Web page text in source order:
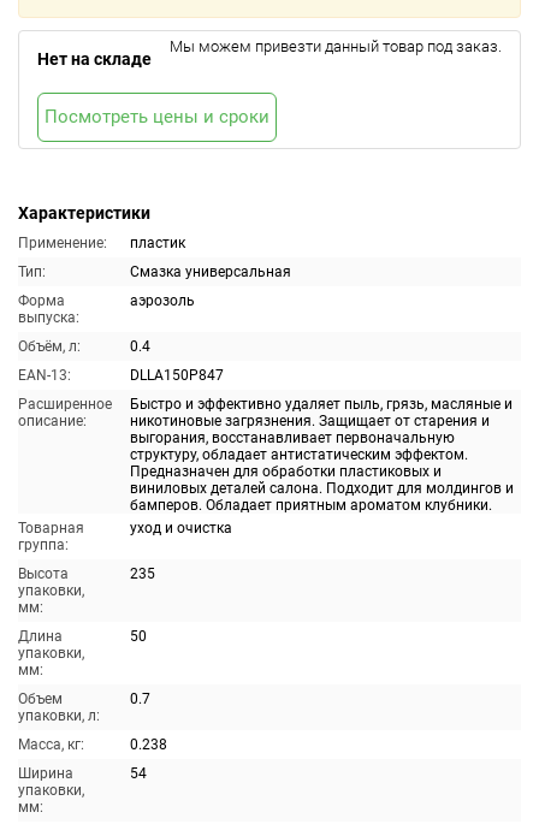
Характеристики
Применение:
пластик
Тип:
Смазка универсальная
Форма
выпуска:
аэрозоль
Объём, л:
0.4
EAN-13:
DLLA150P847
Расширенное
описание:
Быстро и эффективно удаляет пыль, грязь, масляные и
никотиновые загрязнения. Защищает от старения и
выгорания, восстанавливает первоначальную
структуру, обладает антистатическим эффектом.
Предназначен для обработки пластиковых и
виниловых деталей салона. Подходит для молдингов и
бамперов. Обладает приятным ароматом клубники.
Товарная
группа:
уход и очистка
Высота
упаковки,
мм:
235
Длина
упаковки,
мм:
50
Объем
упаковки, л:
0.7
Масса, кг:
0.238
Ширина
упаковки,
мм:
54
Нет на складе
Мы можем привезти данный товар под заказ.
Посмотреть цены и сроки